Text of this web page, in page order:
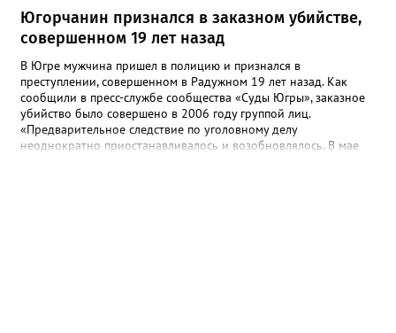
Югорчанин признался в заказном убийстве,
совершенном 19 лет назад
В Югре мужчина пришел в полицию и признался в
преступлении, совершенном в Радужном 19 лет назад. Как
сообщили в пресс-службе сообщества «Суды Югры», заказное
убийство было совершено в 2006 году группой лиц.
«Предварительное следствие по уголовному делу
неоднократно приостанавливалось и возобновлялось. В мае